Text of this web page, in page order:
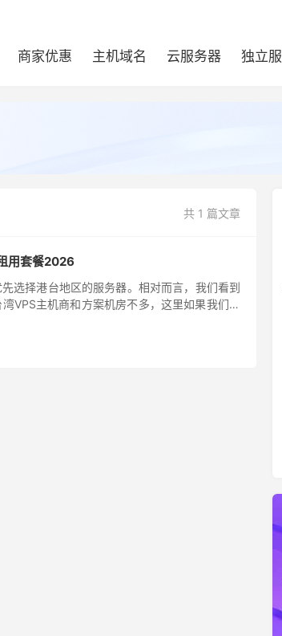
商家优惠 主机域名 云服务器 独立
共 1 篇文章
用套餐2026
选择港台地区的服务器。相对而言，我们看到
VPS主机商和方案机房不多，这里如果我们确